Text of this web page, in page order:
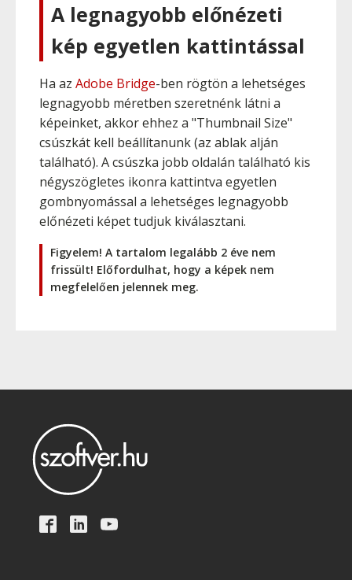
A legnagyobb előnézeti
kép egyetlen kattintással
Ha az Adobe Bridge-ben rögtön a lehetséges
legnagyobb méretben szeretnénk látni a
képeinket, akkor ehhez a "Thumbnail Size"
csúszkát kell beállítanunk (az ablak alján
található). A csúszka jobb oldalán található kis
négyszögletes ikonra kattintva egyetlen
gombnyomással a lehetséges legnagyobb
előnézeti képet tudjuk kiválasztani.
Figyelem! A tartalom legalább 2 éve nem
frissült! Előfordulhat, hogy a képek nem
megfelelően jelennek meg.